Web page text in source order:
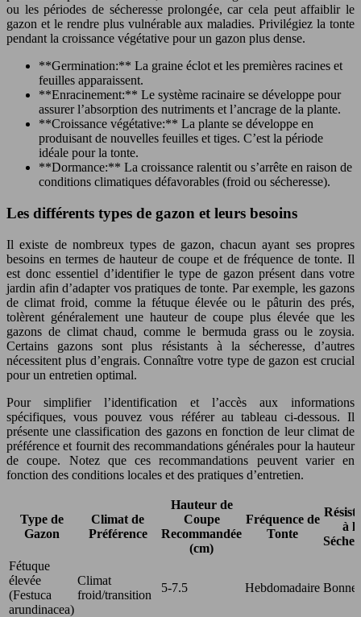
ou les périodes de sécheresse prolongée, car cela peut affaiblir le
gazon et le rendre plus vulnérable aux maladies. Privilégiez la tonte
pendant la croissance végétative pour un gazon plus dense.
**Germination:** La graine éclot et les premières racines et
feuilles apparaissent.
**Enracinement:** Le système racinaire se développe pour
assurer l’absorption des nutriments et l’ancrage de la plante.
**Croissance végétative:** La plante se développe en
produisant de nouvelles feuilles et tiges. C’est la période
idéale pour la tonte.
**Dormance:** La croissance ralentit ou s’arrête en raison de
conditions climatiques défavorables (froid ou sécheresse).
Les différents types de gazon et leurs besoins
Il existe de nombreux types de gazon, chacun ayant ses propres
besoins en termes de hauteur de coupe et de fréquence de tonte. Il
est donc essentiel d’identifier le type de gazon présent dans votre
jardin afin d’adapter vos pratiques de tonte. Par exemple, les gazons
de climat froid, comme la fétuque élevée ou le pâturin des prés,
tolèrent généralement une hauteur de coupe plus élevée que les
gazons de climat chaud, comme le bermuda grass ou le zoysia.
Certains gazons sont plus résistants à la sécheresse, d’autres
nécessitent plus d’engrais. Connaître votre type de gazon est crucial
pour un entretien optimal.
Pour simplifier l’identification et l’accès aux informations
spécifiques, vous pouvez vous référer au tableau ci-dessous. Il
présente une classification des gazons en fonction de leur climat de
préférence et fournit des recommandations générales pour la hauteur
de coupe. Notez que ces recommandations peuvent varier en
fonction des conditions locales et des pratiques d’entretien.
Type de
Gazon
Climat de
Préférence
Hauteur de
Coupe
Recommandée
(cm)
Fréquence de
Tonte
à la
Fétuque
élevée
(Festuca
arundinacea)
Climat
froid/transition
5-7.5 Hebdomadaire Bonne